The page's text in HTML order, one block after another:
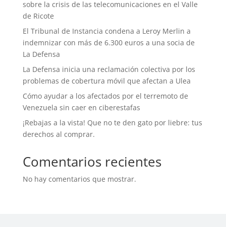
sobre la crisis de las telecomunicaciones en el Valle
de Ricote
El Tribunal de Instancia condena a Leroy Merlin a
indemnizar con más de 6.300 euros a una socia de
La Defensa
La Defensa inicia una reclamación colectiva por los
problemas de cobertura móvil que afectan a Ulea
Cómo ayudar a los afectados por el terremoto de
Venezuela sin caer en ciberestafas
¡Rebajas a la vista! Que no te den gato por liebre: tus
derechos al comprar.
Comentarios recientes
No hay comentarios que mostrar.